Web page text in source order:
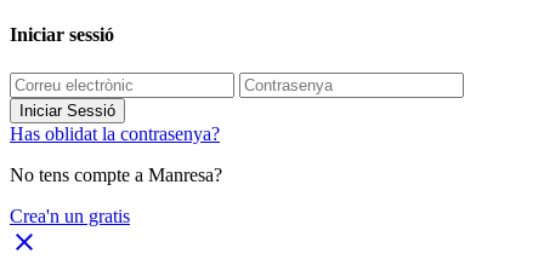
Iniciar sessió
Iniciar Sessió
Has oblidat la contrasenya?
No tens compte a Manresa?
Crea'n un gratis
close